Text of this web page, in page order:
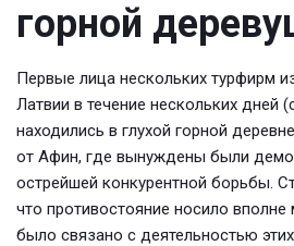
горной
Первые лица нескольких турфирм
Латвии в течение нескольких дней
находились в глухой горной
от Афин, где вынуждены были
острейшей конкурентной борьбы.
что противостояние носило вполне
было связано с деятельностью